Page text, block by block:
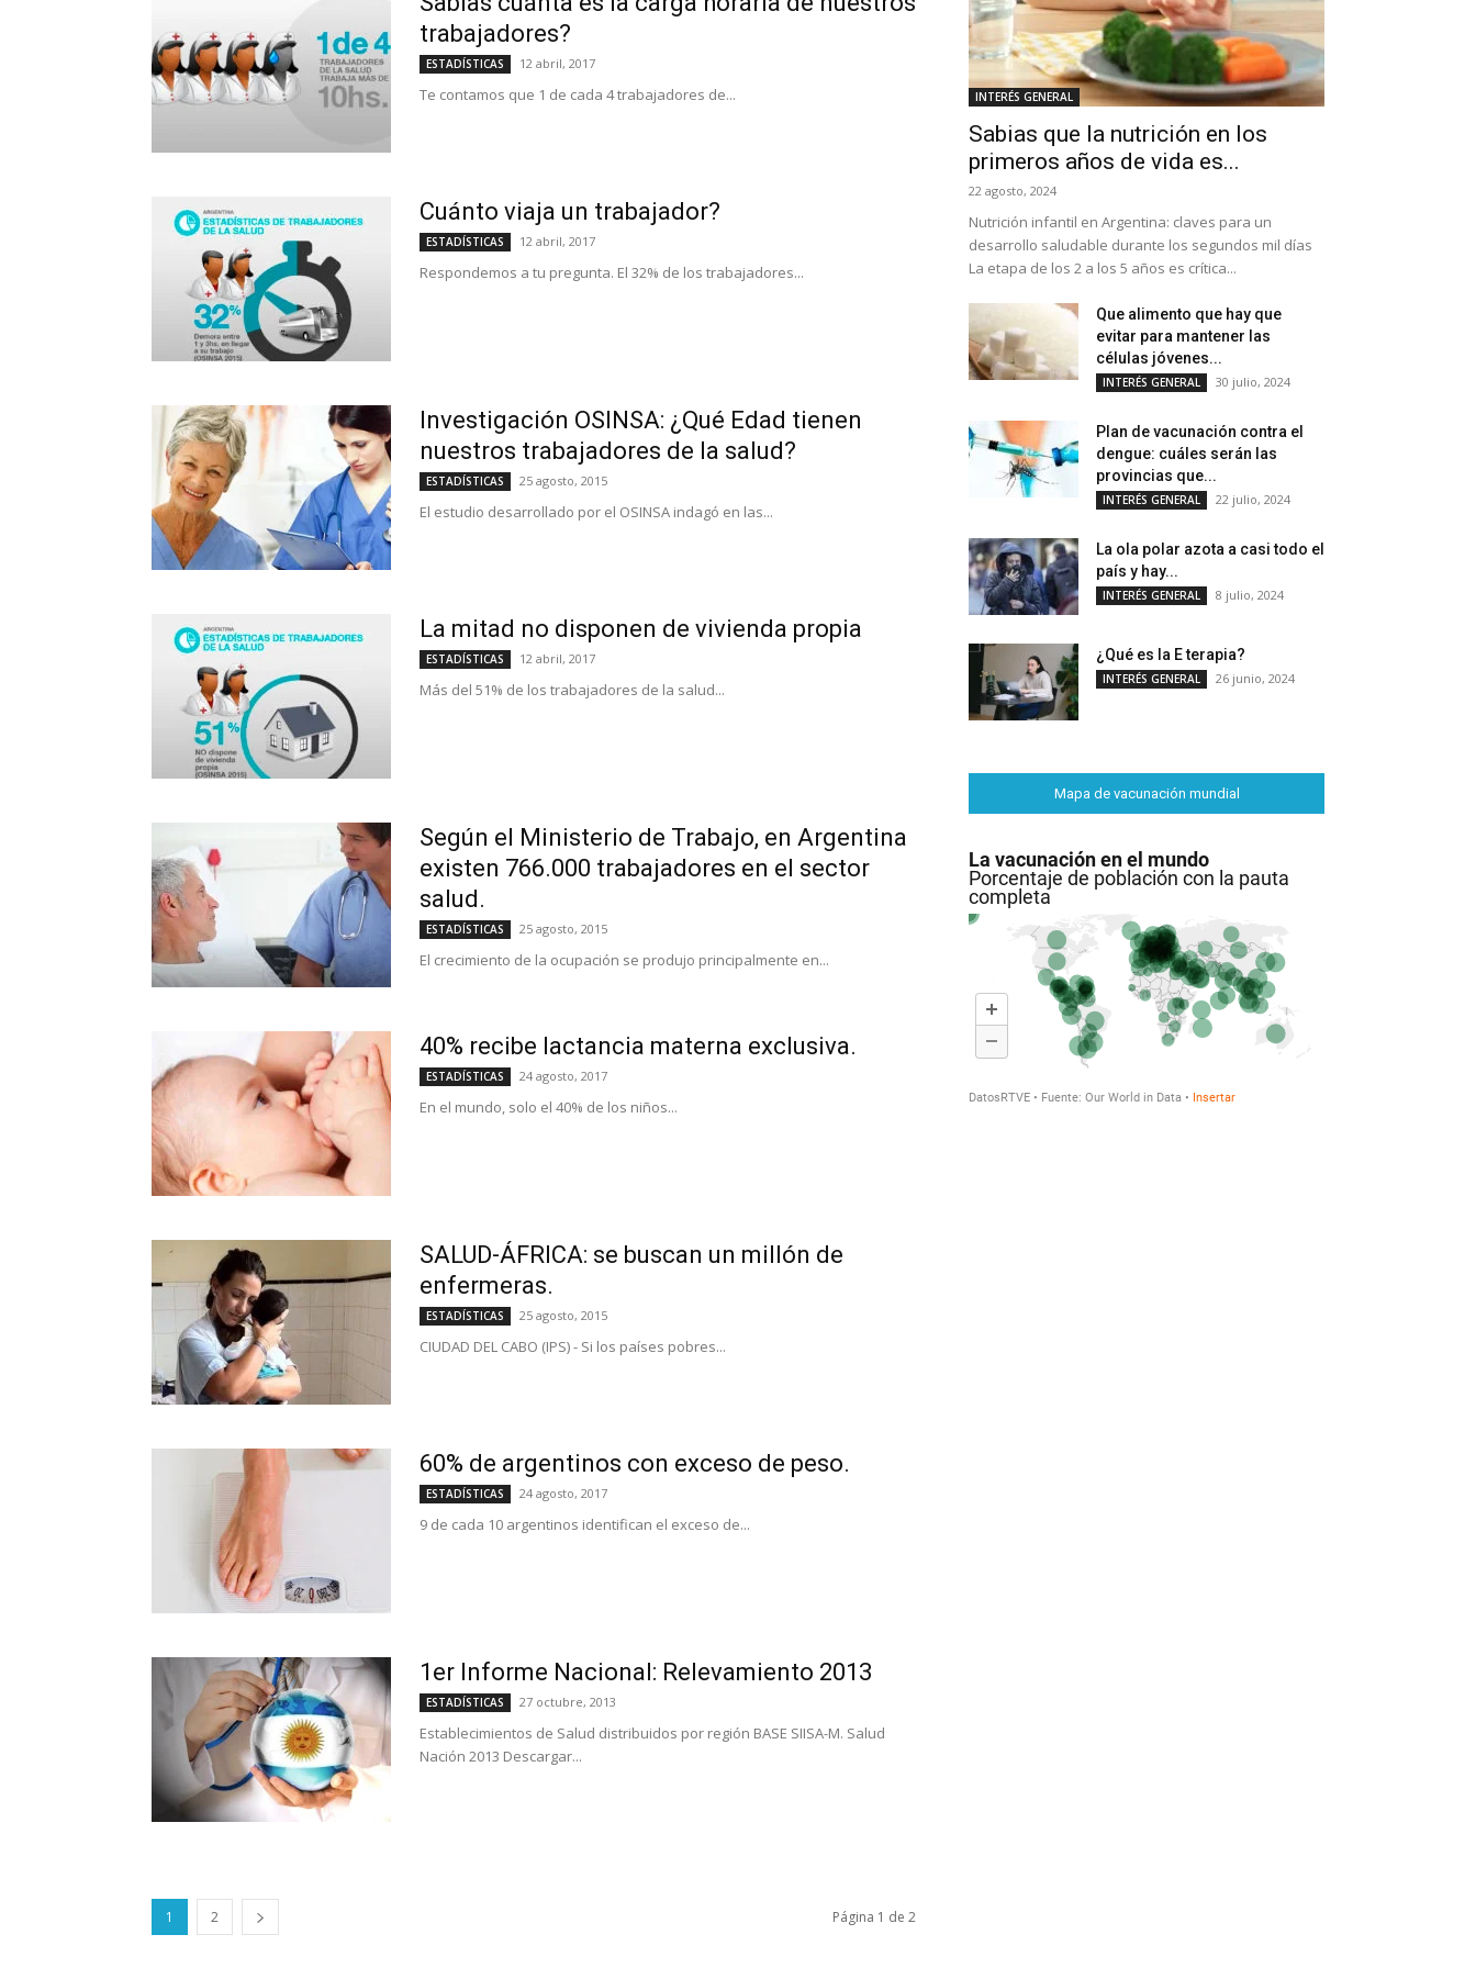
Salud
trabajadores?
ESTADÍSTICAS 12 abril, 2017
Te contamos que 1 de cada 4 trabajadores de...
Cuánto viaja un trabajador?
ESTADÍSTICAS 12 abril, 2017
Respondemos a tu pregunta. El 32% de los trabajadores...
Investigación OSINSA: ¿Qué Edad tienen
nuestros trabajadores de la salud?
ESTADÍSTICAS 25 agosto, 2015
El estudio desarrollado por el OSINSA indagó en las...
La mitad no disponen de vivienda propia
ESTADÍSTICAS 12 abril, 2017
Más del 51% de los trabajadores de la salud...
Según el Ministerio de Trabajo, en Argentina
existen 766.000 trabajadores en el sector
salud.
ESTADÍSTICAS 25 agosto, 2015
El crecimiento de la ocupación se produjo principalmente en...
40% recibe lactancia materna exclusiva.
ESTADÍSTICAS 24 agosto, 2017
En el mundo, solo el 40% de los niños...
SALUD-ÁFRICA: se buscan un millón de
enfermeras.
ESTADÍSTICAS 25 agosto, 2015
CIUDAD DEL CABO (IPS) - Si los países pobres...
60% de argentinos con exceso de peso.
ESTADÍSTICAS 24 agosto, 2017
9 de cada 10 argentinos identifican el exceso de...
1er Informe Nacional: Relevamiento 2013
ESTADÍSTICAS 27 octubre, 2013
Establecimientos de Salud distribuidos por región BASE SIISA-M. Salud
Nación 2013 Descargar...
1 2 Página 1 de 2
INTERÉS GENERAL
Sabias que la nutrición en los
primeros años de vida es...
22 agosto, 2024
Nutrición infantil en Argentina: claves para un
desarrollo saludable durante los segundos mil días
La etapa de los 2 a los 5 años es crítica...
Que alimento que hay que
evitar para mantener las
células jóvenes...
INTERÉS GENERAL 30 julio, 2024
Plan de vacunación contra el
dengue: cuáles serán las
provincias que...
INTERÉS GENERAL 22 julio, 2024
La ola polar azota a casi todo el
país y hay...
INTERÉS GENERAL 8 julio, 2024
¿Qué es la E terapia?
INTERÉS GENERAL 26 junio, 2024
Mapa de vacunación mundial